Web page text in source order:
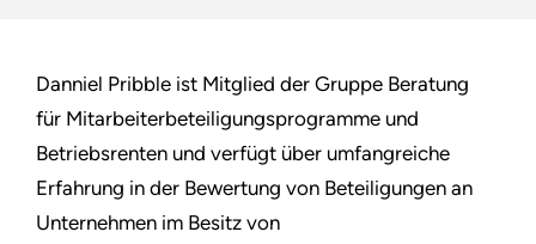
Danniel Pribble ist Mitglied der Gruppe Beratung
für Mitarbeiterbeteiligungsprogramme und
Betriebsrenten und verfügt über umfangreiche
Erfahrung in der Bewertung von Beteiligungen an
Unternehmen im Besitz von